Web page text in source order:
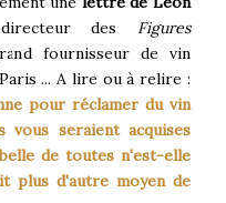
des Figures
fournisseur de vin
... A lire ou à relire :
pour réclamer du vin
vous seraient acquises
de toutes n'est-elle
plus d'autre moyen de